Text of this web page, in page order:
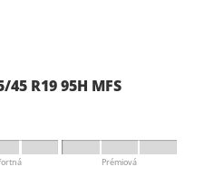
R19 95H MFS
Prémiová